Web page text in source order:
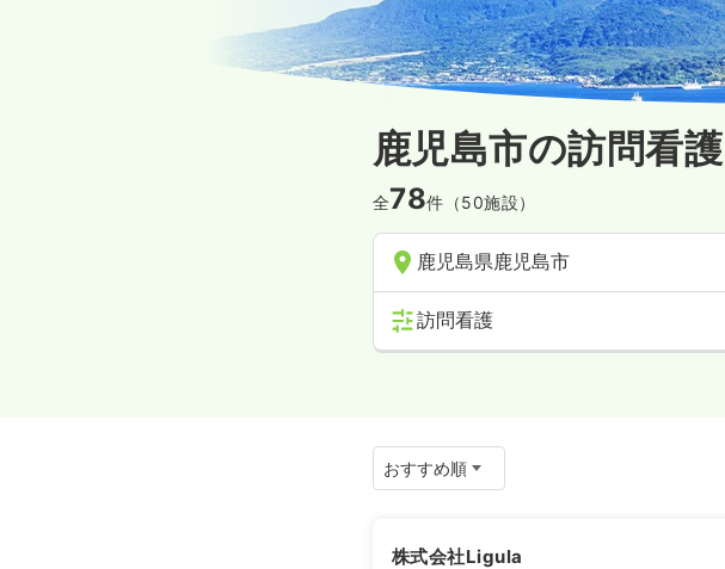
鹿児島市の訪問看護
全78件（50施設）
鹿児島県鹿児島市
訪問看護
株式会社Ligula